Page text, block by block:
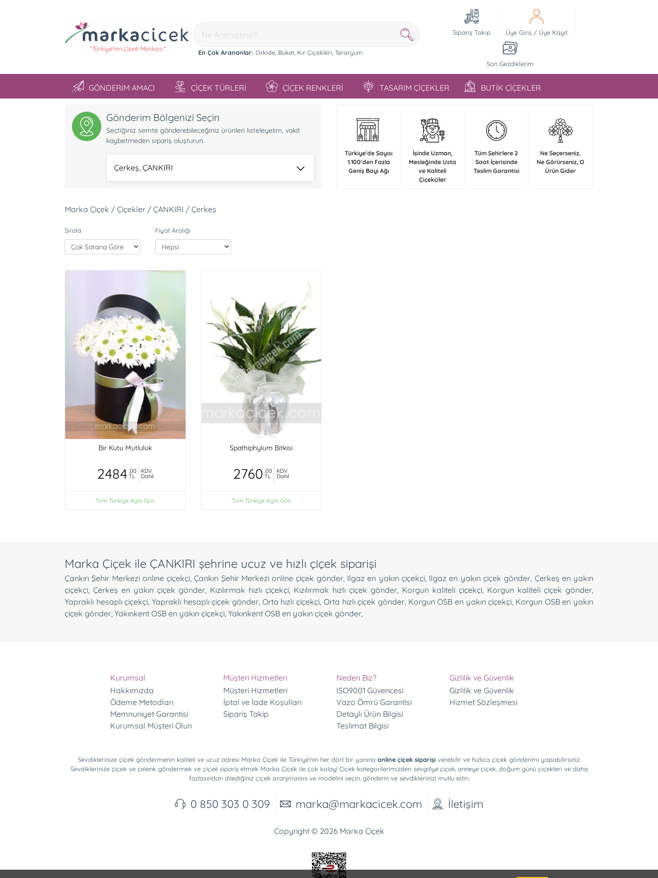
"Türkiye'nin Çiçek Markası" En Çok Arananlar: Orkide, Buket, Kır Çiçekleri, Teraryum
Sipariş Takip Üye Giriş/ Üye Kayıt
Son Gezdiklerim
GÖNDERİM AMACI ÇİÇEK TÜRLERİ ÇİÇEK RENKLERİ TASARIM ÇİÇEKLER BUTİK ÇİÇEKLER
Gönderim Bölgenizi Seçin
Seçtiğiniz semte gönderebileceğiniz ürünleri listeleyelim, vakit
kaybetmeden sipariş oluşturun.
Çerkeş, ÇANKIRI
Türkiye'de Sayısı
1.100'den Fazla
Geniş Bayi Ağı
İşinde Uzman,
Mesleğinde Usta
ve Kaliteli
Çiçekçiler
Tüm Şehirlere 2
Saat İçerisinde
Teslim Garantisi
Ne Seçerseniz,
Ne Görürseniz, O
Ürün Gider
Marka Çiçek / Çiçekler / ÇANKIRI / Çerkeş
Sırala Fiyat Aralığı
Bir Kutu Mutluluk
2484 ,00
TL
KDV
Dahil
Tüm Türkiye Aynı Gün
Spathiphylum Bitkisi
2760 ,00
TL
KDV
Dahil
Tüm Türkiye Aynı Gün
Marka Çiçek ile ÇANKIRI şehrine ucuz ve hızlı çiçek siparişi
Çankırı Şehir Merkezi online çiçekçi,Çankırı Şehir Merkezi online çiçek gönder, Ilgaz en yakın çiçekçi, Ilgaz en yakın çiçek gönder, Çerkeş en yakın
çiçekçi, Çerkeş en yakın çiçek gönder, Kızılırmak hızlı çiçekçi, Kızılırmak hızlı çiçek gönder, Korgun kaliteli çiçekçi, Korgun kaliteli çiçek gönder,
Yapraklı hesaplı çiçekçi,Yapraklı hesaplı çiçek gönder, Orta hızlı çiçekçi, Orta hızlı çiçek gönder, Korgun OSB en yakın çiçekçi, Korgun OSB en yakın
çiçek gönder, Yakınkent OSB en yakın çiçekçi, Yakınkent OSB en yakın çiçek gönder,
Kurumsal
Hakkımızda
Ödeme Metodları
Memnuniyet Garantisi
Kurumsal Müşteri Olun
Müşteri Hizmetleri
Müşteri Hizmetleri
İptal ve İade Koşulları
Sipariş Takip
Neden Biz?
ISO9001 Güvencesi
Vazo Ömrü Garantisi
Detaylı Ürün Bilgisi
Teslimat Bilgisi
Gizlilik ve Güvenlik
Gizlilik ve Güvenlik
Hizmet Sözleşmesi
Sevdiklerinize çiçek göndermenin kaliteli ve ucuz adresi Marka Çiçek ile Türkiye'nin her dört bir yanına online çiçek siparişiverebilir ve hızlıca çiçek gönderimi yapabilirsiniz.
Sevdiklerinize çiçek ve çelenkgöndermek ve çiçek siparişetmek Marka Çiçek ile çok kolay! Çiçek kategorilerimizden sevgiliye çiçek, anneye çiçek, doğum günü çiçekleri ve daha
fazlasından dilediğiniz çiçek aranjmanını ve modelini seçin, gönderin ve sevdiklerinizi mutlu edin.
0 850 303 0 309 marka@markacicek.com İletişim
Copyright © 2026 Marka Çiçek